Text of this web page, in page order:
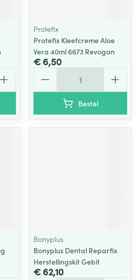
Protefix
Protefix Kleefcreme Aloe
Vera 40ml 6673 Revogan
€ 6,50
Bestel
Bonyplus
Bonyplus Dental Reparfix
Herstellingskit Gebit
€ 62,10